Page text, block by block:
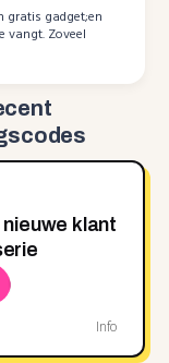
gratis gadget;en
vangt. Zoveel
klant
Info